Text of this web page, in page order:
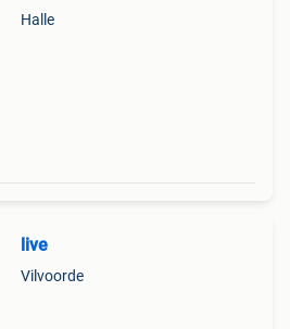
Halle
live
Vilvoorde